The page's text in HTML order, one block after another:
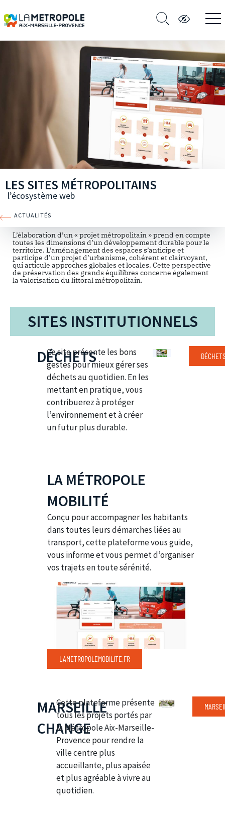
LES SITES MÉTROPOLITAINS
l’écosystème web
ACTUALITÉS
L’élaboration d’un « projet métropolitain » prend en compte
toutes les dimensions d’un développement durable pour le
territoire. L’aménagement des espaces s’anticipe et
participe d’un projet d’urbanisme, cohérent et clairvoyant,
qui articule approches globales et locales. Cette perspective
de préservation des grands équilibres concerne également
la valorisation du littoral métropolitain.
SITES INSTITUTIONNELS
DÉCHETS
Ce site présente les bons
gestes pour mieux gérer ses
déchets au quotidien. En les
mettant en pratique, vous
contribuerez à protéger
l’environnement et à créer
un futur plus durable.
LA MÉTROPOLE
MOBILITÉ
Conçu pour accompagner les habitants
dans toutes leurs démarches liées au
transport, cette plateforme vous guide,
vous informe et vous permet d’organiser
vos trajets en toute sérénité.
LAMETROPOLEMOBILITE.FR
MARSEILLE
CHANGE
Cette plateforme présente
tous les projets portés par
la Métropole Aix-Marseille-
Provence pour rendre la
ville centre plus
accueillante, plus apaisée
et plus agréable à vivre au
quotidien.